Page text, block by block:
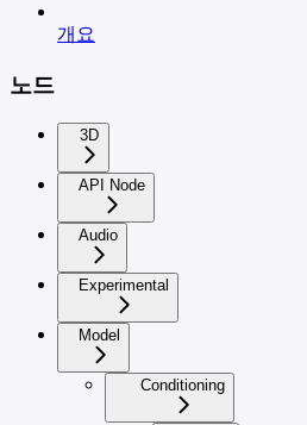
개요
노드
3D
API Node
Audio
Experimental
Model
Conditioning